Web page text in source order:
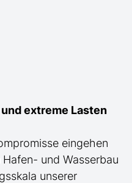
extreme Lasten
eingehen
und Wasserbau
unserer